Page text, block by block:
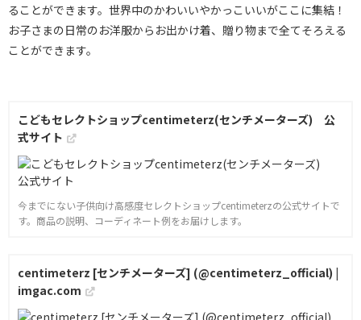
ることができます。世界中のかわいいやかっこいいがここに集結！
お子さまの日常のお洋服からお出かけ着、贈り物まで全てそろえる
ことができます。
こどもセレクトショップcentimeterz(センチメーターズ) 公
式サイト
今までにない子供向け高感度セレクトショップcentimeterzの公式サイトで
す。商品の説明、コーディネート例をお届けします。
centimeterz [センチメーターズ] (@centimeterz_official) |
imgac.com